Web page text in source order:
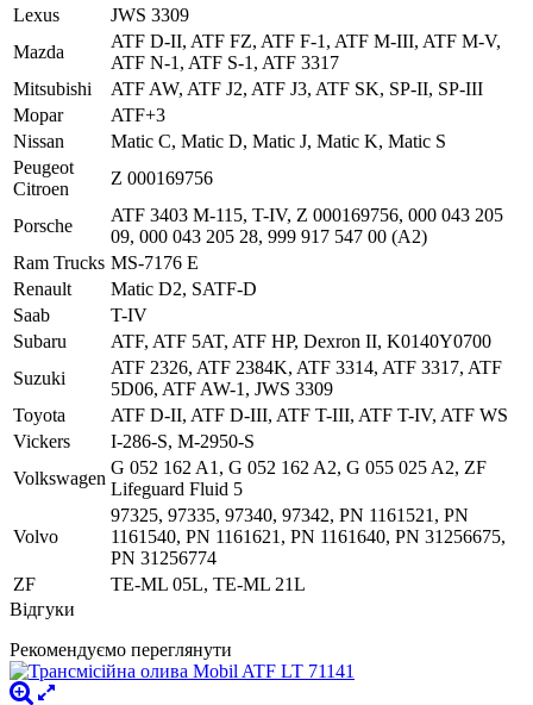
Lexus
JWS 3309
Mazda
ATF D-II, ATF FZ, ATF F-1, ATF M-III, ATF M-V,
ATF N-1, ATF S-1, ATF 3317
Mitsubishi
ATF AW, ATF J2, ATF J3, ATF SK, SP-II, SP-III
Mopar
ATF+3
Nissan
Matic C, Matic D, Matic J, Matic K, Matic S
Peugeot
Citroen
Z 000169756
Porsche
ATF 3403 M-115, T-IV, Z 000169756, 000 043 205
09, 000 043 205 28, 999 917 547 00 (A2)
Ram Trucks MS-7176 E
Renault
Matic D2, SATF-D
Saab
T-IV
Subaru
ATF, ATF 5AT, ATF HP, Dexron II, K0140Y0700
Suzuki
ATF 2326, ATF 2384K, ATF 3314, ATF 3317, ATF
5D06, ATF AW-1, JWS 3309
Toyota
ATF D-II, ATF D-III, ATF T-III, ATF T-IV, ATF WS
Vickers
I-286-S, M-2950-S
Volkswagen
G 052 162 A1, G 052 162 A2, G 055 025 A2, ZF
Lifeguard Fluid 5
Volvo
97325, 97335, 97340, 97342, PN 1161521, PN
1161540, PN 1161621, PN 1161640, PN 31256675,
PN 31256774
ZF
TE-ML 05L, TE-ML 21L
Відгуки
Рекомендуємо переглянути